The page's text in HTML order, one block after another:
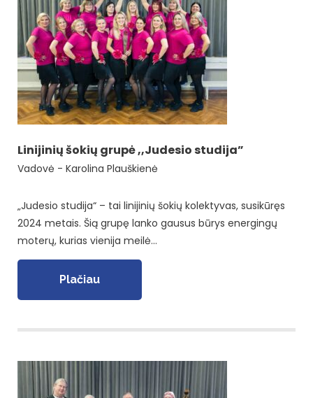
Linijinių šokių grupė ,,Judesio studija”
Vadovė - Karolina Plauškienė
„Judesio studija“ – tai linijinių šokių kolektyvas, susikūręs
2024 metais. Šią grupę lanko gausus būrys energingų
moterų, kurias vienija meilė…
Plačiau